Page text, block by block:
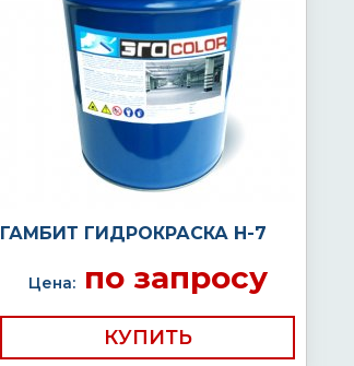
ГАМБИТ ГИДРОКРАСКА Н-7
Цена:по запросу
КУПИТЬ